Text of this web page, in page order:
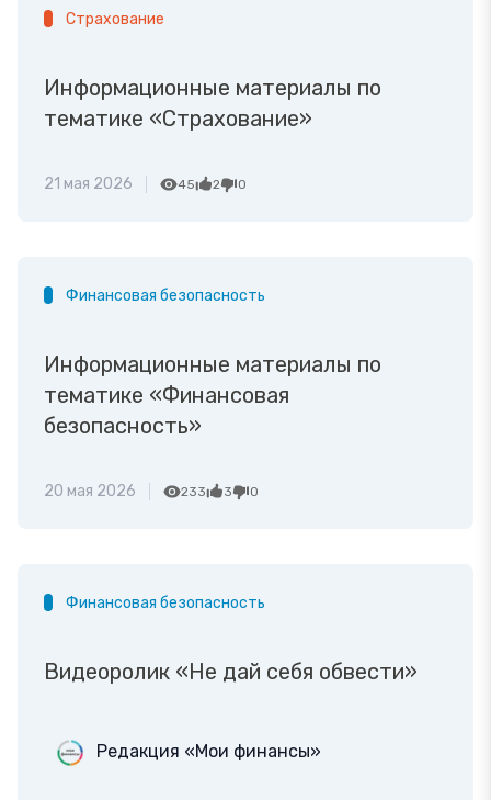
Страхование
Информационные материалы по
тематике «Страхование»
21 мая 2026 45 2 0
Финансовая безопасность
Информационные материалы по
тематике «Финансовая
безопасность»
20 мая 2026 233 3 0
Финансовая безопасность
Видеоролик «Не дай себя обвести»
Редакция «Мои финансы»